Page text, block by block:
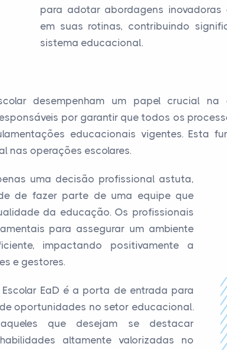
para adotar abordagens
em suas rotinas, contribuindo
sistema educacional.
desempenham um papel crucial na
por garantir que todos os
educacionais vigentes. Esta
nas operações escolares.
uma decisão profissional astuta,
de fazer parte de uma equipe que
da educação. Os profissionais
para assegurar um ambiente
impactando positivamente a
e gestores.
EaD é a porta de entrada para
oportunidades no setor educacional.
que desejam se destacar
altamente valorizadas no